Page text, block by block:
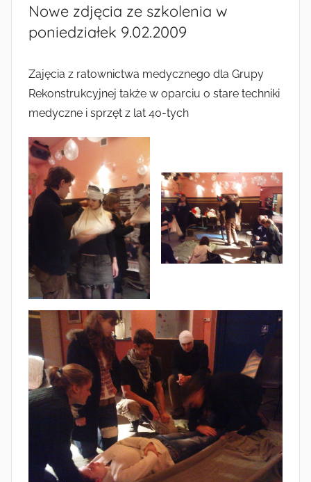
660-
Nowe zdjęcia ze szkolenia w
poniedziałek 9.02.2009
Zajęcia z ratownictwa medycznego dla Grupy
Rekonstrukcyjnej także w oparciu o stare techniki
medyczne i sprzęt z lat 40-tych